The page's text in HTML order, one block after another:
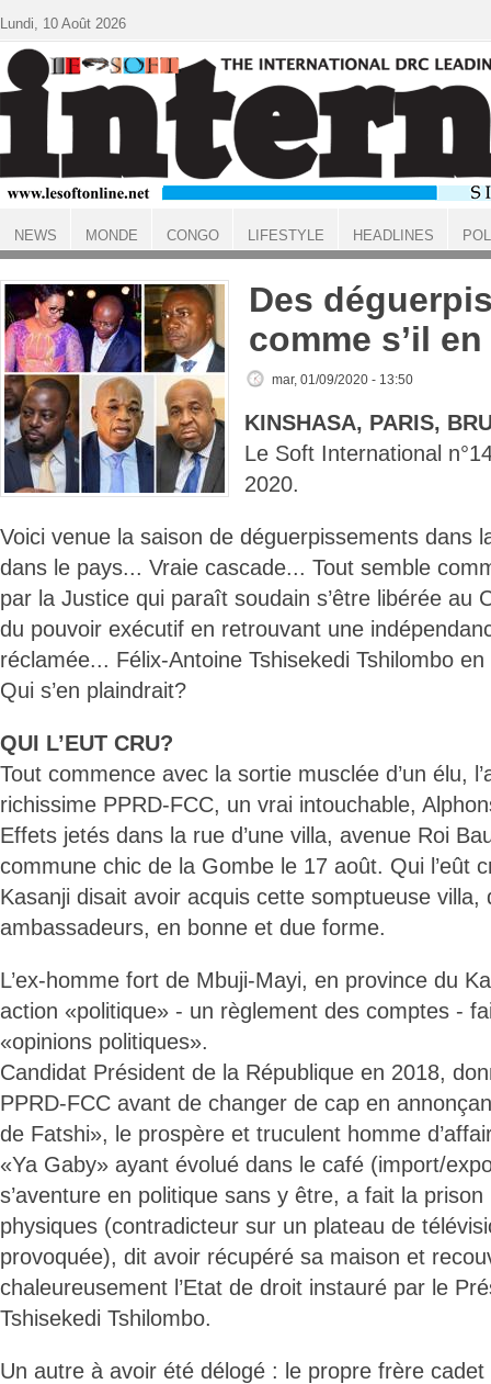
ACCUEIL
Des
comme s’il
mar, 01/09/2020 - 13:50
KINSHASA, PARIS,
Le Soft International
2020.
Voici venue la saison de déguerpissements dans
dans le pays... Vraie cascade... Tout semble
par la Justice qui paraît soudain s’être libérée au
du pouvoir exécutif en retrouvant une
réclamée... Félix-Antoine Tshisekedi Tshilombo
Qui s’en plaindrait?
QUI L’EUT CRU?
Tout commence avec la sortie musclée d’un élu,
richissime PPRD-FCC, un vrai intouchable,
Effets jetés dans la rue d’une villa, avenue Roi
commune chic de la Gombe le 17 août. Qui l’eût
Kasanji disait avoir acquis cette somptueuse villa,
ambassadeurs, en bonne et due forme.
L’ex-homme fort de Mbuji-Mayi, en province du
action «politique» - un règlement des comptes -
«opinions politiques».
Candidat Président de la République en 2018,
PPRD-FCC avant de changer de cap en
de Fatshi», le prospère et truculent homme
«Ya Gaby» ayant évolué dans le café (import/
s’aventure en politique sans y être, a fait la
physiques (contradicteur sur un plateau de
provoquée), dit avoir récupéré sa maison et
chaleureusement l’Etat de droit instauré par le
Tshisekedi Tshilombo.
Un autre à avoir été délogé : le propre frère
Lundi, 10 Août 2026
NEWS MONDE CONGO LIFESTYLE HEADLINES